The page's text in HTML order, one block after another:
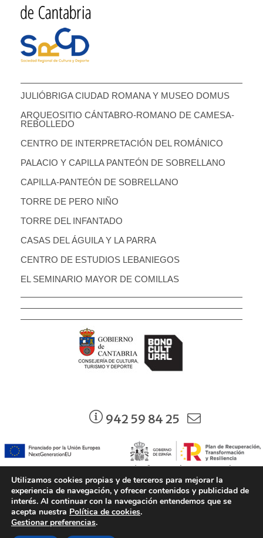
JULIÓBRIGA CIUDAD ROMANA Y MUSEO DOMUS
ARQUEOSITIO CÁNTABRO-ROMANO DE CAMESA-
REBOLLEDO
CENTRO DE INTERPRETACIÓN DEL ROMÁNICO
PALACIO Y CAPILLA PANTEÓN DE SOBRELLANO
CAPILLA-PANTEÓN DE SOBRELLANO
TORRE DE PERO NIÑO
TORRE DEL INFANTADO
CASAS DEL ÁGUILA Y LA PARRA
CENTRO DE ESTUDIOS LEBANIEGOS
EL SEMINARIO MAYOR DE COMILLAS
942 59 84 25
942 37 74 59 - torre.infantado@srecd.es
© Consejería de Cultura, Turismo y Deporte. Gobierno de Cantabria |
Utilizamos cookies propias y de terceros para mejorar la
experiencia de navegación, y ofrecer contenidos y publicidad de
interés. Al continuar con la navegación entendemos que se
acepta nuestra Política de cookies.
Gestionar preferencias.